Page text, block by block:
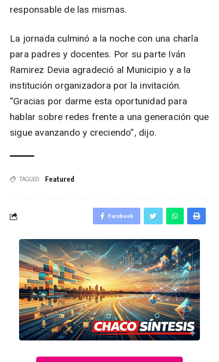
responsable de las mismas.
La jornada culminó a la noche con una charla
para padres y docentes. Por su parte Iván
Ramirez Devia agradeció al Municipio y a la
institución organizadora por la invitación.
“Gracias por darme esta oportunidad para
hablar sobre redes frente a una generación que
sigue avanzando y creciendo”, dijo.
TAGGED: Featured
Facebook